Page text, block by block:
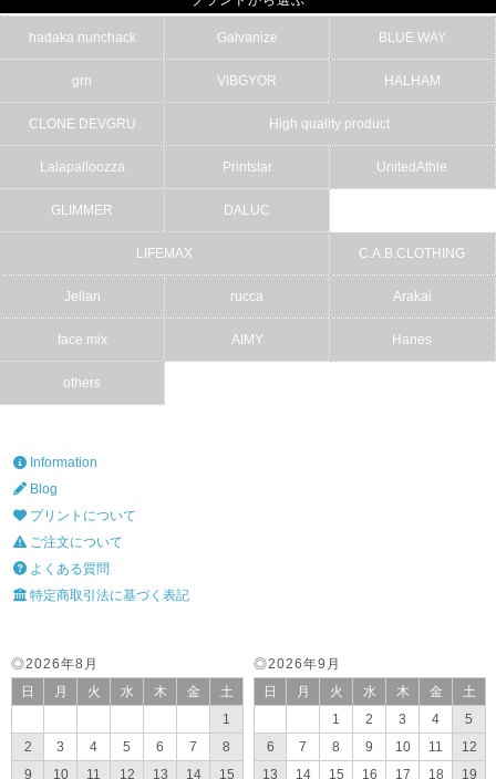
hadaka nunchack Galvanize BLUE WAY
grn VIBGYOR HALHAM
CLONE DEVGRU High quality product
Lalapalloozza Printstar UnitedAthle
GLIMMER DALUC
LIFEMAX C.A.B.CLOTHING
Jellan rucca Arakai
face mix AIMY Hanes
others
Information
Blog
プリントについて
ご注文について
よくある質問
特定商取引法に基づく表記
◎2026年9月
日
月 火 水 木 金
土
1
2 3 4
5
6
7 8 9 10 11
12
13
14 15 16 17 18 19
◎2026年8月
日
月 火 水 木 金
土
1
2
3 4 5 6 7
8
9
10 11 12 13 14 15